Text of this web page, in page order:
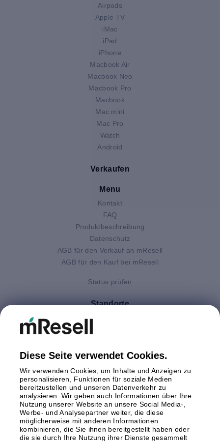
Airpods
Apple TV
iMac
iPad
iPhone
Macbook Air
Macbook Neo
Macbook Pro
Macbook
Mac mini
Mac Pro
Watch
Android
Verkaufen
Menu
Kontakt
FAQ
Produktbeschreibung
Datenschutz
AGB für den Verkauf an mResell
AGB für den Kauf bei mResell
Status prüfen
Standorte
Deutschland
Italien
Polen
Schweden
Spanien
Österreich
Zahlungsmethoden
Diese Seite verwendet Cookies.
Wir verwenden Cookies, um Inhalte und Anzeigen zu
personalisieren, Funktionen für soziale Medien
bereitzustellen und unseren Datenverkehr zu
analysieren. Wir geben auch Informationen über Ihre
Nutzung unserer Website an unsere Social Media-,
Werbe- und Analysepartner weiter, die diese
möglicherweise mit anderen Informationen
kombinieren, die Sie ihnen bereitgestellt haben oder
die sie durch Ihre Nutzung ihrer Dienste gesammelt